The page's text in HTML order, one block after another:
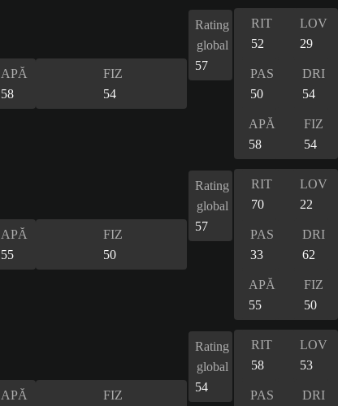
APĂ
58
FIZ
54
Rating
global
57
RIT
52
LOV
29
PAS
50
DRI
54
APĂ
58
FIZ
54
APĂ
55
FIZ
50
Rating
global
57
RIT
70
LOV
22
PAS
33
DRI
62
APĂ
55
FIZ
50
APĂ
FIZ
Rating
global
54
RIT
58
LOV
53
PAS
DRI